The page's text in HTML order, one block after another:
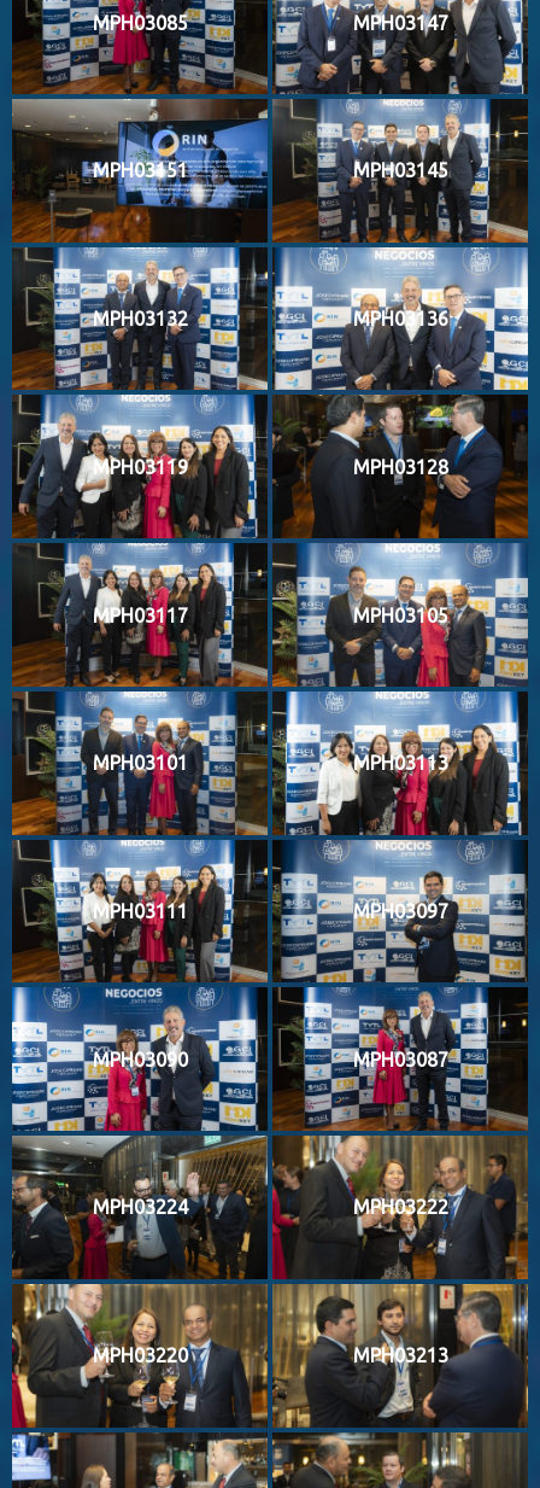
MPH03085 MPH03147
MPH03151 MPH03145
MPH03132 MPH03136
MPH03119 MPH03128
MPH03117 MPH03105
MPH03101 MPH03113
MPH03111 MPH03097
MPH03090 MPH03087
MPH03224 MPH03222
MPH03220 MPH03213